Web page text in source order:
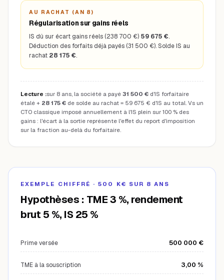
AU RACHAT (AN 8)
Régularisation sur gains réels
IS dû sur écart gains réels (238 700 €) 59 675 €.
Déduction des forfaits déjà payés (31 500 €). Solde IS au
rachat 28 175 €.
Lecture :sur 8 ans, la société a payé 31 500 € d'IS forfaitaire
étalé + 28 175 € de solde au rachat = 59 675 € d'IS au total. Vs un
CTO classique imposé annuellement à l'IS plein sur 100 % des
gains : l'écart à la sortie représente l'effet du report d'imposition
sur la fraction au-delà du forfaitaire.
EXEMPLE CHIFFRÉ · 500 K€ SUR 8 ANS
Hypothèses : TME 3 %, rendement
brut 5 %, IS 25 %
Prime versée 500 000 €
TME à la souscription 3,00 %